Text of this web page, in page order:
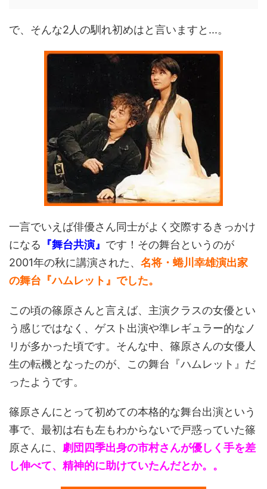
で、そんな2人の馴れ初めはと言いますと...。
一言でいえば俳優さん同士がよく交際するきっかけ
になる 『舞台共演』 です！その舞台というのが
2001年の秋に講演された、 名将・蜷川幸雄演出家
の舞台『ハムレット』でした。
この頃の篠原さんと言えば、主演クラスの女優とい
う感じではなく、ゲスト出演や準レギュラー的なノ
リが多かった頃です。そんな中、篠原さんの女優人
生の転機となったのが、この舞台『ハムレット』だ
ったようです。
篠原さんにとって初めての本格的な舞台出演という
事で、最初は右も左もわからないで戸惑っていた篠
原さんに、 劇団四季出身の市村さんが優しく手を差
し伸べて、精神的に助けていたんだとか。。